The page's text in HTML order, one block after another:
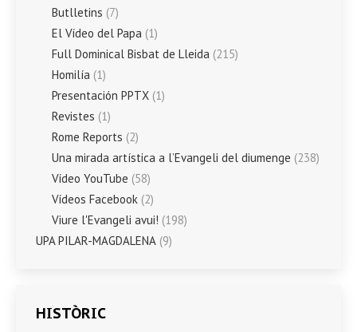
Butlletins (7)
El Vídeo del Papa (1)
Full Dominical Bisbat de Lleida (215)
Homilía (1)
Presentación PPTX (1)
Revistes (1)
Rome Reports (2)
Una mirada artística a l’Evangeli del diumenge (238)
Vídeo YouTube (58)
Vídeos Facebook (2)
Viure l'Evangeli avui! (198)
UPA PILAR-MAGDALENA (9)
HISTÒRIC